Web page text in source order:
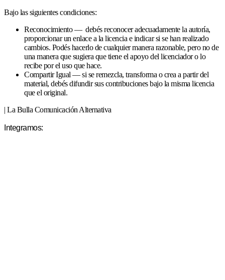
Bajo las siguientes condiciones:
Reconocimiento — debés reconocer adecuadamente la autoría,
proporcionar un enlace a la licencia e indicar si se han realizado
cambios. Podés hacerlo de cualquier manera razonable, pero no de
una manera que sugiera que tiene el apoyo del licenciador o lo
recibe por el uso que hace.
Compartir Igual — si se remezcla, transforma o crea a partir del
material, debés difundir sus contribuciones bajo la misma licencia
que el original.
| La Bulla Comunicación Alternativa
Integramos: